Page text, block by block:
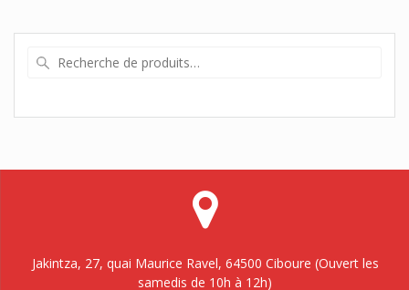
Jakintza, 27, quai Maurice Ravel, 64500 Ciboure (Ouvert les
samedis de 10h à 12h)